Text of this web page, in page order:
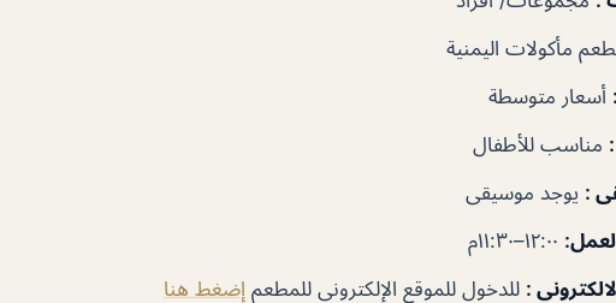
مأكولات اليمنية
: أسعار متوسطة
: مناسب للأطفال
: يوجد موسيقى
:
: للدخول للموقع الإلكتروني للمطعم إضغط هنا